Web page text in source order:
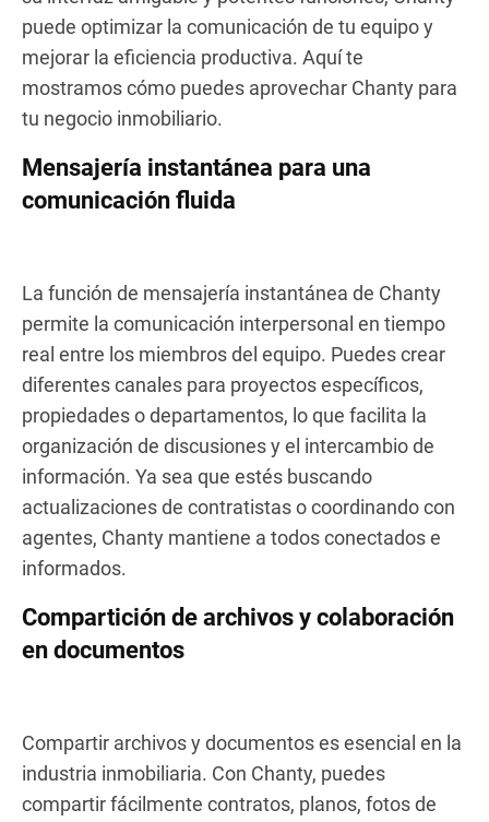
puede optimizar la comunicación de tu equipo y
mejorar la eficiencia productiva. Aquí te
mostramos cómo puedes aprovechar Chanty para
tu negocio inmobiliario.
Mensajería instantánea para una
comunicación fluida
La función de mensajería instantánea de Chanty
permite la comunicación interpersonal en tiempo
real entre los miembros del equipo. Puedes crear
diferentes canales para proyectos específicos,
propiedades o departamentos, lo que facilita la
organización de discusiones y el intercambio de
información. Ya sea que estés buscando
actualizaciones de contratistas o coordinando con
agentes, Chanty mantiene a todos conectados e
informados.
Compartición de archivos y colaboración
en documentos
Compartir archivos y documentos es esencial en la
industria inmobiliaria. Con Chanty, puedes
compartir fácilmente contratos, planos, fotos de